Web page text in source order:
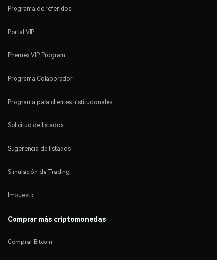
Programa de referidos
Portal VIP
Phemex VIP Program
Programa Colaborador
Programa para clientes institucionales
Solicitud de listados
Sugerencia de listados
Simulación de Trading
Impuesto
Comprar más criptomonedas
Comprar Bitcoin